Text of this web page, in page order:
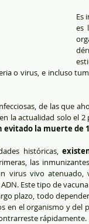
Es
es
o virus, e incluso
de las que
la actualidad solo el
evitado la muerte de
históricas,
las
virus vivo
Este tipo de
plazo, todo
en el organismo y del
rápidamente.